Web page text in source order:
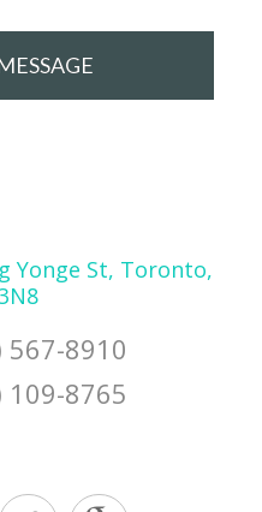
Yonge St, Toronto,
567-8910
109-8765